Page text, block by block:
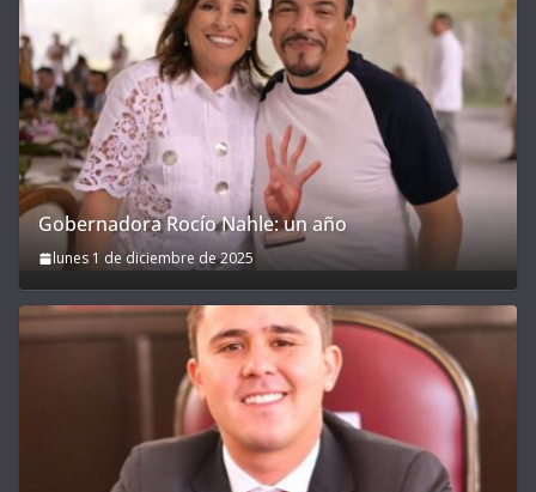
Gobernadora Rocío Nahle: un año
lunes 1 de diciembre de 2025